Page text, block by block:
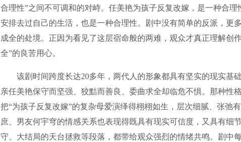
合理性”之间不可调和的对峙。任美艳为孩子反复改嫁，是一种合理
安排去过自己的生活，也是一种合理性。剧中没有简单的反派，更
成全的处境。正因为看见了这层宿命般的两难，观众才真正理解创
全”的良苦用心。
该剧时间跨度长达20多年，两代人的形象都具有坚实的现实基
亲任美艳保守而坚强、狡黠而善良、委曲求全却临危不惧。那种性
把“为孩子反复改嫁”的复杂母爱演绎得栩栩如生，层次细腻、张弛
庶、男友何宇穹的情感关系也表现得既具有现实可信度，又具有细
守、大结局的天台拯救等段落，都带给观众强烈的情绪共鸣。剧中每